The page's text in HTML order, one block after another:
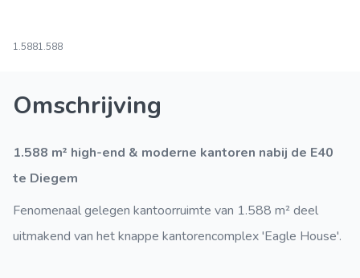
1.5881.588
Omschrijving
1.588 m² high-end & moderne kantoren nabij de E40
te Diegem
Fenomenaal gelegen kantoorruimte van 1.588 m² deel
uitmakend van het knappe kantorencomplex 'Eagle House'.